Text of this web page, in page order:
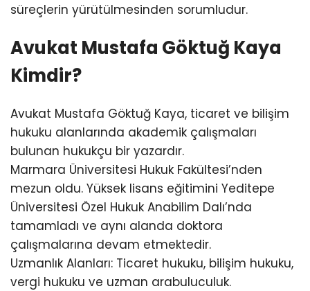
süreçlerin yürütülmesinden sorumludur.
Avukat Mustafa Göktuğ Kaya
Kimdir?
Avukat Mustafa Göktuğ Kaya, ticaret ve bilişim
hukuku alanlarında akademik çalışmaları
bulunan hukukçu bir yazardır.
Marmara Üniversitesi Hukuk Fakültesi’nden
mezun oldu. Yüksek lisans eğitimini Yeditepe
Üniversitesi Özel Hukuk Anabilim Dalı’nda
tamamladı ve aynı alanda doktora
çalışmalarına devam etmektedir.
Uzmanlık Alanları: Ticaret hukuku, bilişim hukuku,
vergi hukuku ve uzman arabuluculuk.